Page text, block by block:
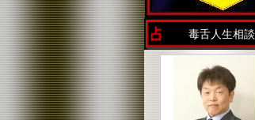
プロフィール毒舌人生相談